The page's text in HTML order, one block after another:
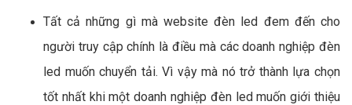
Tất cả những gì mà website đèn led đem đến cho
người truy cập chính là điều mà các doanh nghiệp đèn
led muốn chuyển tải. Vì vậy mà nó trở thành lựa chọn
tốt nhất khi một doanh nghiệp đèn led muốn giới thiệu